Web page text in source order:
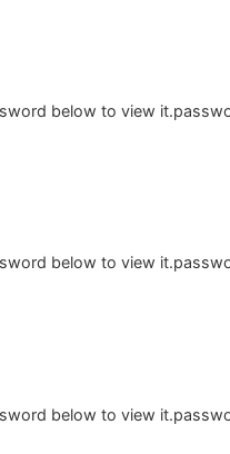
below to view
below to view
below to view